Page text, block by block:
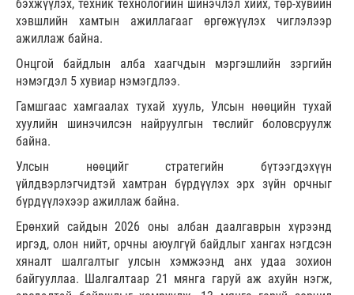
бэхжүүлэх, техник технологийн шинэчлэл хийх, төр-хувийн
хэвшлийн хамтын ажиллагааг өргөжүүлэх чиглэлээр
ажиллаж байна.
Онцгой байдлын алба хаагчдын мэргэшлийн зэргийн
нэмэгдэл 5 хувиар нэмэгдлээ.
Гамшгаас хамгаалах тухай хууль, Улсын нөөцийн тухай
хуулийн шинэчилсэн найруулгын төслийг боловсруулж
байна.
Улсын нөөцийг стратегийн бүтээгдэхүүн
үйлдвэрлэгчидтэй хамтран бүрдүүлэх эрх зүйн орчныг
бүрдүүлэхээр ажиллаж байна.
Ерөнхий сайдын 2026 оны албан даалгаврын хүрээнд
иргэд, олон нийт, орчны аюулгүй байдлыг хангах нэгдсэн
хяналт шалгалтыг улсын хэмжээнд анх удаа зохион
байгууллаа. Шалгалтаар 21 мянга гаруй аж ахуйн нэгж,